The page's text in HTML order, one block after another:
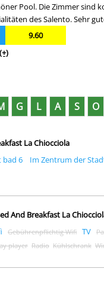
Pool. Die Zimmer sind
des Salento. Sehr
9.60
(+)
G L A S O
La Chiocciola
bad 6 Im Zentrum der
And Breakfast La
Gebührenpflichtig Wifi TV
player Radio Kühlschrank